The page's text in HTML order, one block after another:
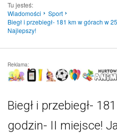
Tu jesteś:
Wiadomości
Sport
Biegł i przebiegł- 181 km w górach w
Najlepszy!
Reklama:
Biegł i przebiegł-
godzin- II miejsce!